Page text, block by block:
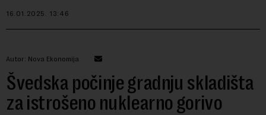
16.01.2025. 13:46
Autor: Nova Ekonomija
Švedska počinje gradnju skladišta
za istrošeno nuklearno gorivo